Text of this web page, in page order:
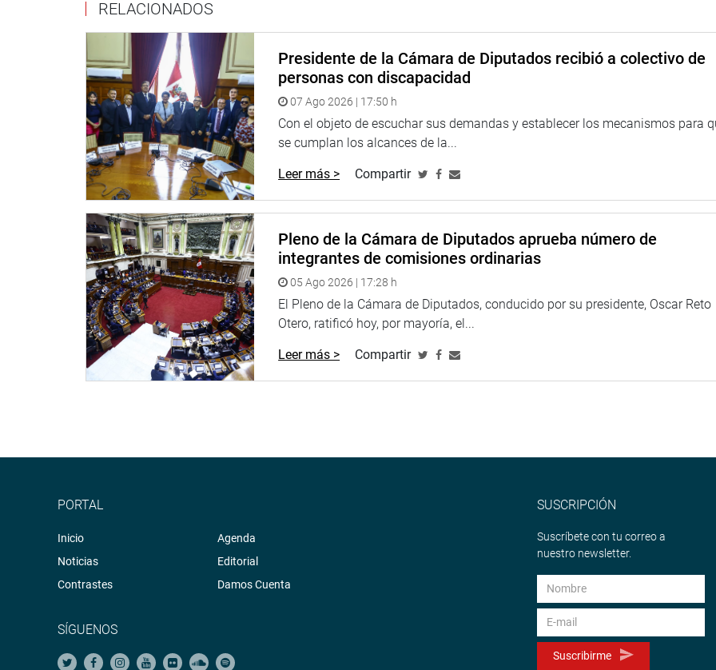
RELACIONADOS
Presidente de la Cámara de Diputados recibió a colectivo de
personas con discapacidad
07 Ago 2026 | 17:50 h
Con el objeto de escuchar sus demandas y establecer los mecanismos para
se cumplan los alcances de la...
Leer más > Compartir
Pleno de la Cámara de Diputados aprueba número de
integrantes de comisiones ordinarias
05 Ago 2026 | 17:28 h
El Pleno de la Cámara de Diputados, conducido por su presidente, Oscar Reto
Otero, ratificó hoy, por mayoría, el...
Leer más > Compartir
PORTAL
Inicio
Noticias
Contrastes
Agenda
Editorial
Damos Cuenta
SÍGUENOS
SUSCRIPCIÓN
Suscríbete con tu correo a
nuestro newsletter.
Suscribirme